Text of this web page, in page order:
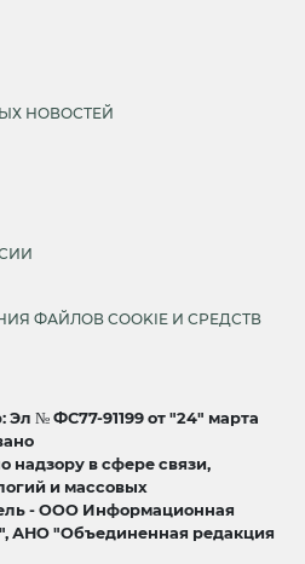
НОВОСТЕЙ
ФАЙЛОВ COOKIE И СРЕДСТВ
№ ФС77-91199 от "24" марта
надзору в сфере связи,
и массовых
- ООО Информационная
АНО "Объединенная редакция